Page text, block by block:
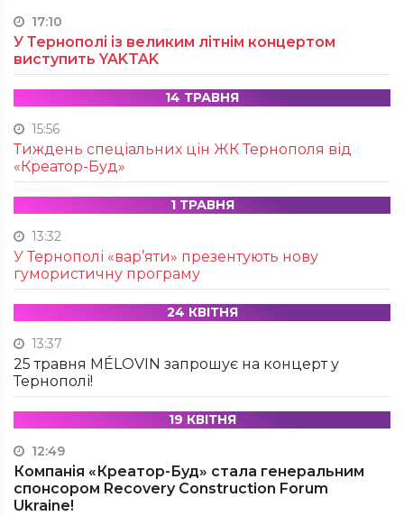
17:10
У Тернополі із великим літнім концертом
виступить YAKTAK
14 ТРАВНЯ
15:56
Тиждень спеціальних цін ЖК Тернополя від
«Креатор-Буд»
1 ТРАВНЯ
13:32
У Тернополі «вар’яти» презентують нову
гумористичну програму
24 КВІТНЯ
13:37
25 травня MÉLOVIN запрошує на концерт у
Тернополі!
19 КВІТНЯ
12:49
Компанія «Креатор-Буд» стала генеральним
спонсором Recovery Construction Forum
Ukraine!